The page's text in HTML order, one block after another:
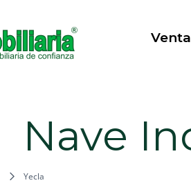
Venta
Nave
Yecla